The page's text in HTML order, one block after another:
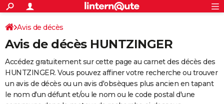
ACTUALITÉS
Politique
Société
Faits Divers
Education
Monde
Villes
+
SPORT
Coupe du monde 2026
Football
Tennis
Cyclisme
Rugby
Forum
Programme TV
TNT
Streaming
Cinéma
Sorties cinéma
Musique
+
FINANCE
Impôts
Immobilier
Risques naturels par ville
Banque
Assurance
Crédit
AUTO
Avis de décès
Avis de décès HUNTZINGER
Accédez gratuitement sur cette page au carnet des décès des
HUNTZINGER. Vous pouvez affiner votre recherche ou trouver
un avis de décès ou un avis d'obsèques plus ancien en tapant
le nom d'un défunt et/ou le nom ou le code postal d'une